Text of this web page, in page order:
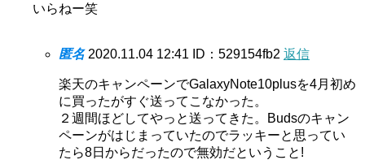
いらねー笑
匿名 2020.11.04 12:41 ID：529154fb2 返信
楽天のキャンペーンでGalaxyNote10plusを4月初め
に買ったがすぐ送ってこなかった。
２週間ほどしてやっと送ってきた。Budsのキャン
ペーンがはじまっていたのでラッキーと思ってい
たら8日からだったので無効だということ!